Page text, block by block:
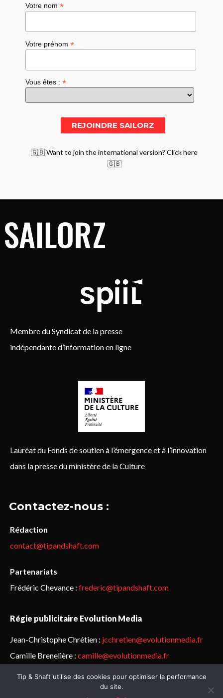
Votre nom*
Votre prénom*
Vous êtes :*
🇬🇧 Want to join the international version? Click here
🇬🇧
Membre du Syndicat de la presse
indépendante d’information en ligne
Lauréat du Fonds de soutien à l’émergence et à l’innovation
dans la presse du ministère de la Culture
Contactez-nous :
Rédaction
contact@tipandshaft.com
Partenariats
Frédéric Chevance : frederic@tipandshaft.com
Régie publicitaire Evolution Media
Jean-Christophe Chrétien : jcchretien@evolutionmedia.fr
Camille Brenelière : camille@evolutionmedia.fr
© Sailorz 2015-2025. Tous droits réservés.Mentions légales &
Tip & Shaft utilise des cookies pour optimiser la performance
du site.